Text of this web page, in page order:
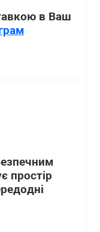
в Ваш
простір